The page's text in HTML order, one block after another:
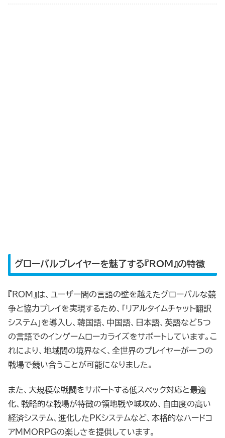
グローバルプレイヤーを魅了する『ROM』の特徴
『ROM』は、ユーザー間の言語の壁を越えたグローバルな競
争と協力プレイを実現するため、「リアルタイムチャット翻訳
システム」を導入し、韓国語、中国語、日本語、英語など5つ
の言語でのインゲームローカライズをサポートしています。こ
れにより、地域間の境界なく、全世界のプレイヤーが一つの
戦場で競い合うことが可能になりました。
また、大規模な戦闘をサポートする低スペック対応と最適
化、戦略的な戦場が特徴の領地戦や城攻め、自由度の高い
経済システム、進化したPKシステムなど、本格的なハードコ
アMMORPGの楽しさを提供しています。